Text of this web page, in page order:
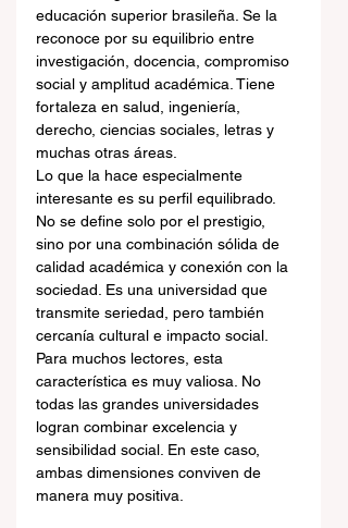
educación superior brasileña. Se la
reconoce por su equilibrio entre
investigación, docencia, compromiso
social y amplitud académica. Tiene
fortaleza en salud, ingeniería,
derecho, ciencias sociales, letras y
muchas otras áreas.
Lo que la hace especialmente
interesante es su perfil equilibrado.
No se define solo por el prestigio,
sino por una combinación sólida de
calidad académica y conexión con la
sociedad. Es una universidad que
transmite seriedad, pero también
cercanía cultural e impacto social.
Para muchos lectores, esta
característica es muy valiosa. No
todas las grandes universidades
logran combinar excelencia y
sensibilidad social. En este caso,
ambas dimensiones conviven de
manera muy positiva.